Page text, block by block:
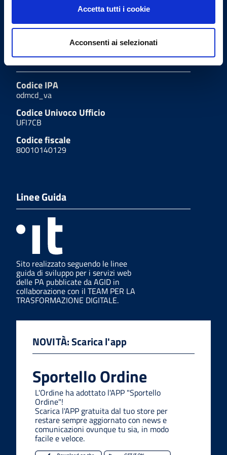
Accetta tutti i cookie
Acconsenti ai selezionati
(+39) 0332.235659
Codici istituzionali
Codice IPA
odmcd_va
Codice Univoco Ufficio
UFI7CB
Codice fiscale
80010140129
Linee Guida
Sito realizzato seguendo le linee
guida di sviluppo per i servizi web
delle PA pubblicate da AGID in
collaborazione con il TEAM PER LA
TRASFORMAZIONE DIGITALE.
NOVITÀ: Scarica l'app
Sportello Ordine
L'Ordine ha adottato l'APP "Sportello
Ordine"!
Scarica l'APP gratuita dal tuo store per
restare sempre aggiornato con news e
comunicazioni ovunque tu sia, in modo
facile e veloce.